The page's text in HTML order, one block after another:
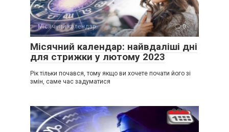
Місячний календар 0
Місячний календар: найвдаліші дні
для стрижки у лютому 2023
Рік тільки почався, тому якщо ви хочете почати його зі
змін, саме час задуматися